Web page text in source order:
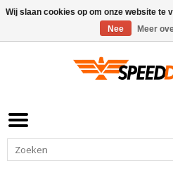
Wij slaan cookies op om onze website te
Nee
Meer